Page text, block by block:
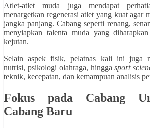
Atlet-atlet muda juga mendapat
menargetkan regenerasi atlet yang kuat agar
jangka panjang. Cabang seperti renang,
menyiapkan talenta muda yang
kejutan.
Selain aspek fisik, pelatnas kali ini juga
nutrisi, psikologi olahraga, hinggasport
teknik, kecepatan, dan kemampuan analisis
Fokus pada Cabang
Cabang Baru